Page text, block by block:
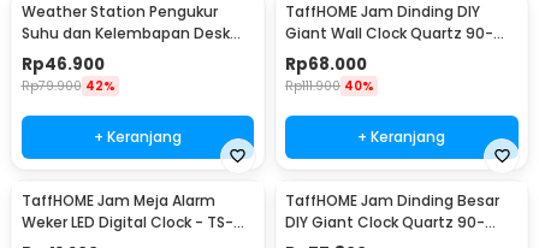
Weather Station Pengukur
Suhu dan Kelembapan Desk
Jam Alarm - 3210
Rp46.900
Rp79.900 42%
+ Keranjang
TaffHOME Jam Dinding DIY
Giant Wall Clock Quartz 90-
100cm - DIY-105
Rp68.000
Rp111.900 40%
+ Keranjang
TaffHOME Jam Meja Alarm
Weker LED Digital Clock - TS-
TaffHOME Jam Dinding Besar
DIY Giant Clock Quartz 90-